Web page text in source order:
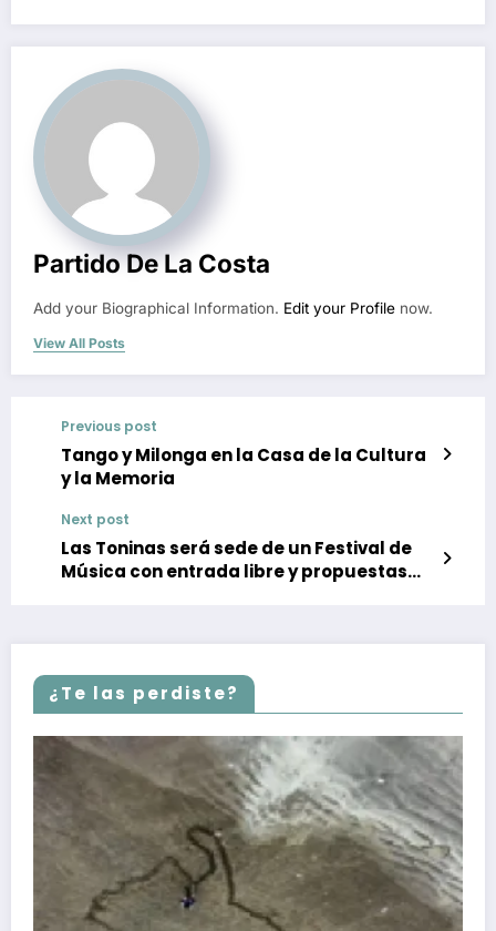
Partido De La Costa
Add your Biographical Information. Edit your Profile now.
View All Posts
Previous post
Tango y Milonga en la Casa de la Cultura
y la Memoria
Next post
Las Toninas será sede de un Festival de
Música con entrada libre y propuestas
¿Te las perdiste?